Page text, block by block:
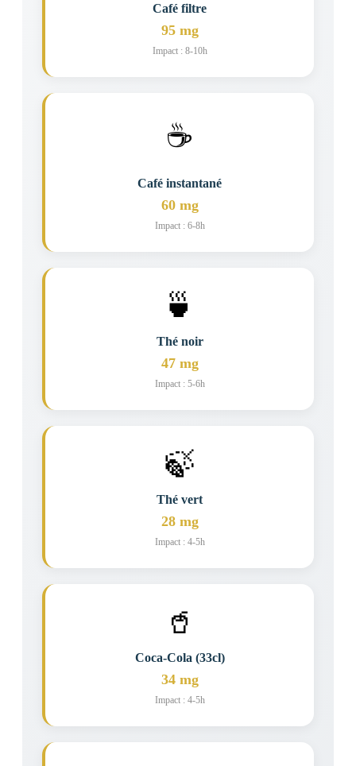
Café filtre
95 mg
Impact : 8-10h
☕
Café instantané
60 mg
Impact : 6-8h
🍵
Thé noir
47 mg
Impact : 5-6h
🍃
Thé vert
28 mg
Impact : 4-5h
🥤
Coca-Cola (33cl)
34 mg
Impact : 4-5h